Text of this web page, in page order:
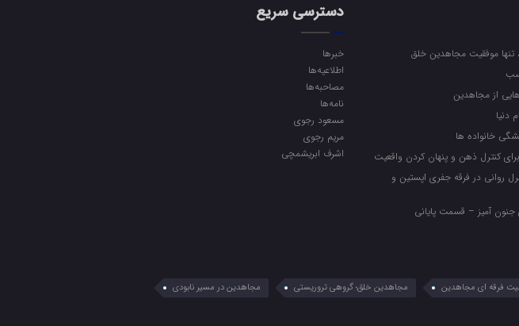
موفقیت مجاهدین خلق
از مجاهدین
دنیا
خانواده ها
برای کنترل ذهن و پنهان کردن واقعیت
روانی در فرقه جفری اپستین و
آمیز – قسمت پایانی
دسترسی سریع
خبرها
اطلاعیه‌ها
مصاحبه‌ها
نامه‌ها
مسعود رجوی
مریم رجوی
اشرف ابریشمچی
فرقه ای مجاهدین مجاهدین خلق؛ گروهی تروریستی
مجاهدین در مسیر نابودی